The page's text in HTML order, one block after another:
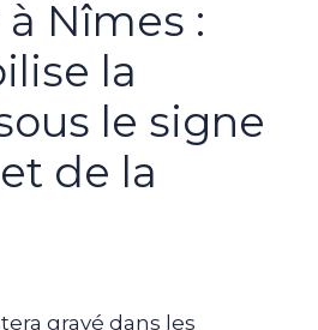
Nîmes :
la
le signe
de la
gravé dans les